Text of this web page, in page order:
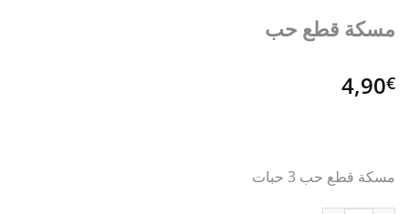
مسكة قطع حب
4,90€
مسكة قطع حب 3 حبات